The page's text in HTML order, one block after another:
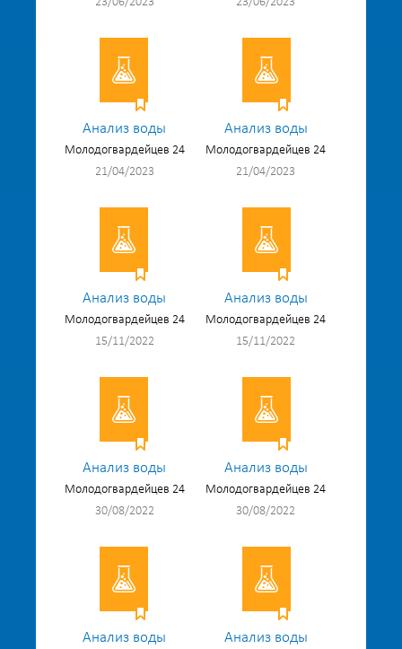
Анализ воды
Молодогвардейцев 24
21/04/2023
Анализ воды
Молодогвардейцев 24
21/04/2023
Анализ воды
Молодогвардейцев 24
15/11/2022
Анализ воды
Молодогвардейцев 24
15/11/2022
Анализ воды
Молодогвардейцев 24
30/08/2022
Анализ воды
Молодогвардейцев 24
30/08/2022
Анализ воды Анализ воды